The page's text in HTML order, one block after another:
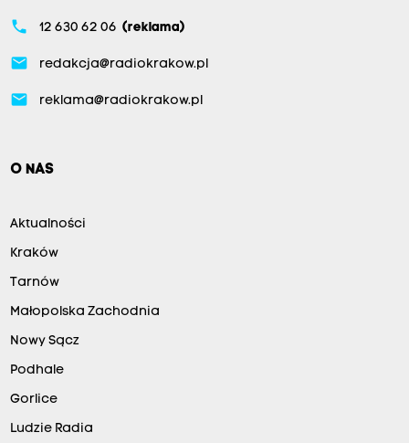
phone 12 630 62 06 (reklama)
email redakcja@radiokrakow.pl
email reklama@radiokrakow.pl
O NAS
Aktualności
Kraków
Tarnów
Małopolska Zachodnia
Nowy Sącz
Podhale
Gorlice
Ludzie Radia